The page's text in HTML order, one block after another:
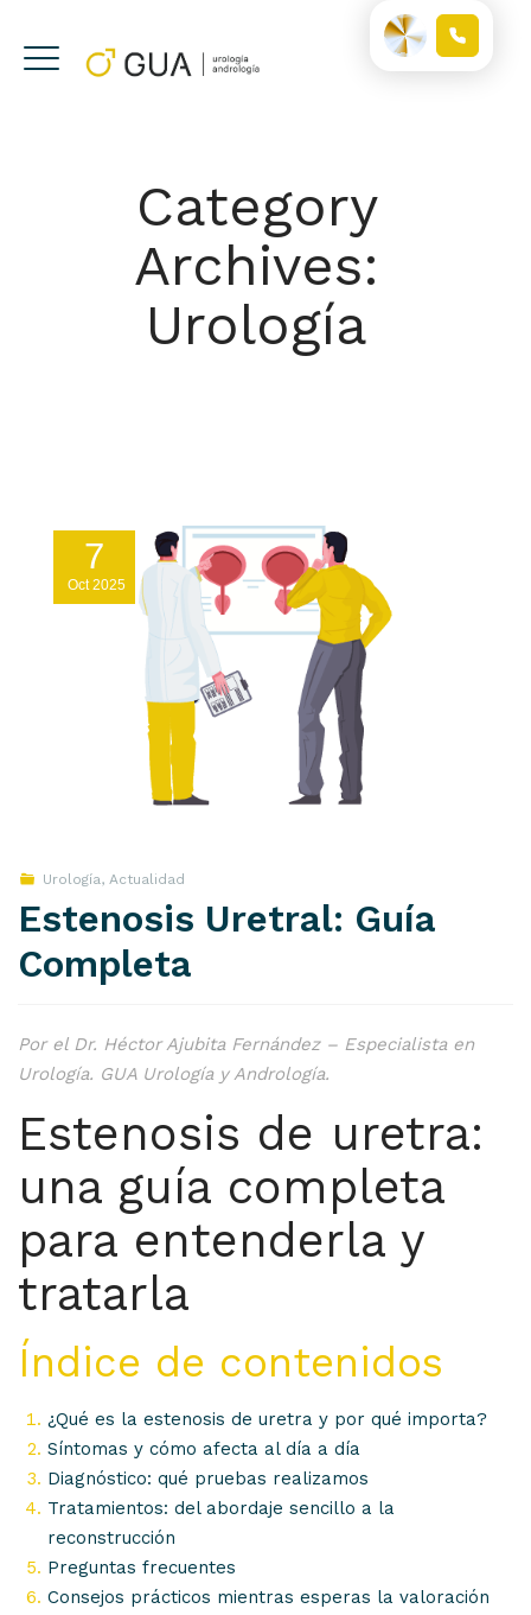
Category
Archives:
Urología
7
Oct 2025
Urología, Actualidad
Estenosis Uretral: Guía
Completa
Por el Dr. Héctor Ajubita Fernández – Especialista en
Urología. GUA Urología y Andrología.
Estenosis de uretra:
una guía completa
para entenderla y
tratarla
Índice de contenidos
¿Qué es la estenosis de uretra y por qué importa?
Síntomas y cómo afecta al día a día
Diagnóstico: qué pruebas realizamos
Tratamientos: del abordaje sencillo a la
reconstrucción
Preguntas frecuentes
Consejos prácticos mientras esperas la valoración